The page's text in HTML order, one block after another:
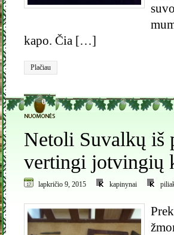
kapo. Čia […]
Plačiau
0
Netoli Suvalkų iš
vertingi jotvingių
lapkričio 9, 2015 kapinynai